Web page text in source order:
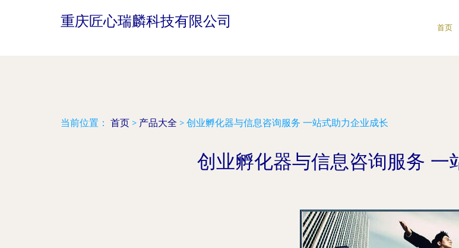
重庆匠心瑞麟科技有限公司 首页
当前位置： 首页 > 产品大全 > 创业孵化器与信息咨询服务 一站式助力企业成长
创业孵化器与信息咨询服务 一